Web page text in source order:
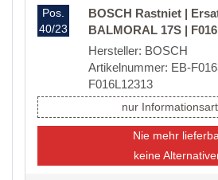
Pos.
40/23
BOSCH Rastniet |
BALMORAL 17S |
Hersteller: BOSCH
Artikelnummer: EB-
F016L12313
nur
Nie mehr
keine